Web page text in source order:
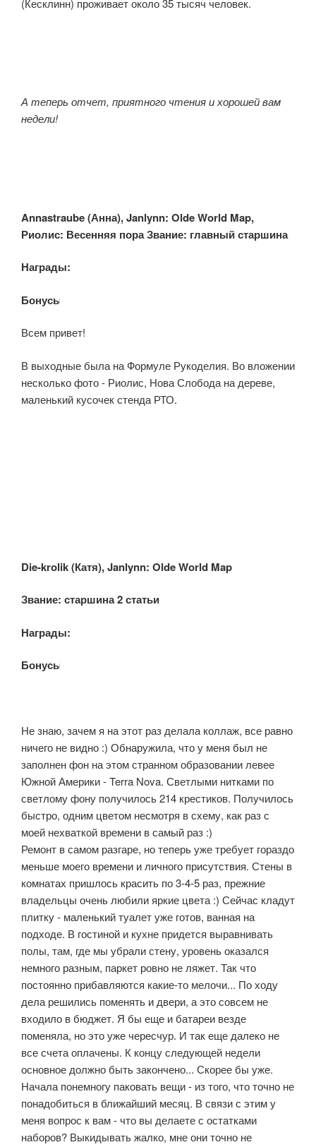
(Кесклинн) проживает около 35 тысяч человек.
А теперь отчет, приятного чтения и хорошей вам
недели!
Annastraube (Анна), Janlynn: Olde World Map,
Риолис: Весенняя пораЗвание: главный старшина
Награды:
Бонусы:
Всем привет!
В выходные была на Формуле Рукоделия. Во вложении
несколько фото - Риолис, Нова Слобода на дереве,
маленький кусочек стенда РТО.
Die-krolik (Катя), Janlynn: Olde World Map
Звание: старшина 2 статьи
Награды:
Бонусы:
Не знаю, зачем я на этот раз делала коллаж, все равно
ничего не видно :) Обнаружила, что у меня был не
заполнен фон на этом странном образовании левее
Южной Америки - Terra Nova. Светлыми нитками по
светлому фону получилось 214 крестиков. Получилось
быстро, одним цветом несмотря в схему, как раз с
моей нехваткой времени в самый раз :)
Ремонт в самом разгаре, но теперь уже требует гораздо
меньше моего времени и личного присутствия. Стены в
комнатах пришлось красить по 3-4-5 раз, прежние
владельцы очень любили яркие цвета :) Сейчас кладут
плитку - маленький туалет уже готов, ванная на
подходе. В гостиной и кухне придется выравнивать
полы, там, где мы убрали стену, уровень оказался
немного разным, паркет ровно не ляжет. Так что
постоянно прибавляются какие-то мелочи... По ходу
дела решились поменять и двери, а это совсем не
входило в бюджет. Я бы еще и батареи везде
поменяла, но это уже чересчур. И так еще далеко не
все счета оплачены. К концу следующей недели
основное должно быть закончено... Скорее бы уже.
Начала понемногу паковать вещи - из того, что точно не
понадобиться в ближайший месяц. В связи с этим у
меня вопрос к вам - что вы делаете с остатками
наборов? Выкидывать жалко, мне они точно не